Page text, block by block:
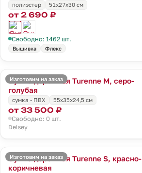
полиэстер
51x27x30 см
от 2 690 ₽
Свободно: 1462 шт.
Вышивка Флекс
Изготовим на заказ
Сумка дорожная Turenne M, серо-
голубая
сумка - ПВХ 55x35x24,5 см
от 33 500 ₽
Свободно: 0 шт.
Delsey
Изготовим на заказ
Сумка дорожная Turenne S, красно-
коричневая